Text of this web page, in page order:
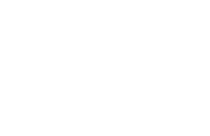
direkt zu dem Rezept